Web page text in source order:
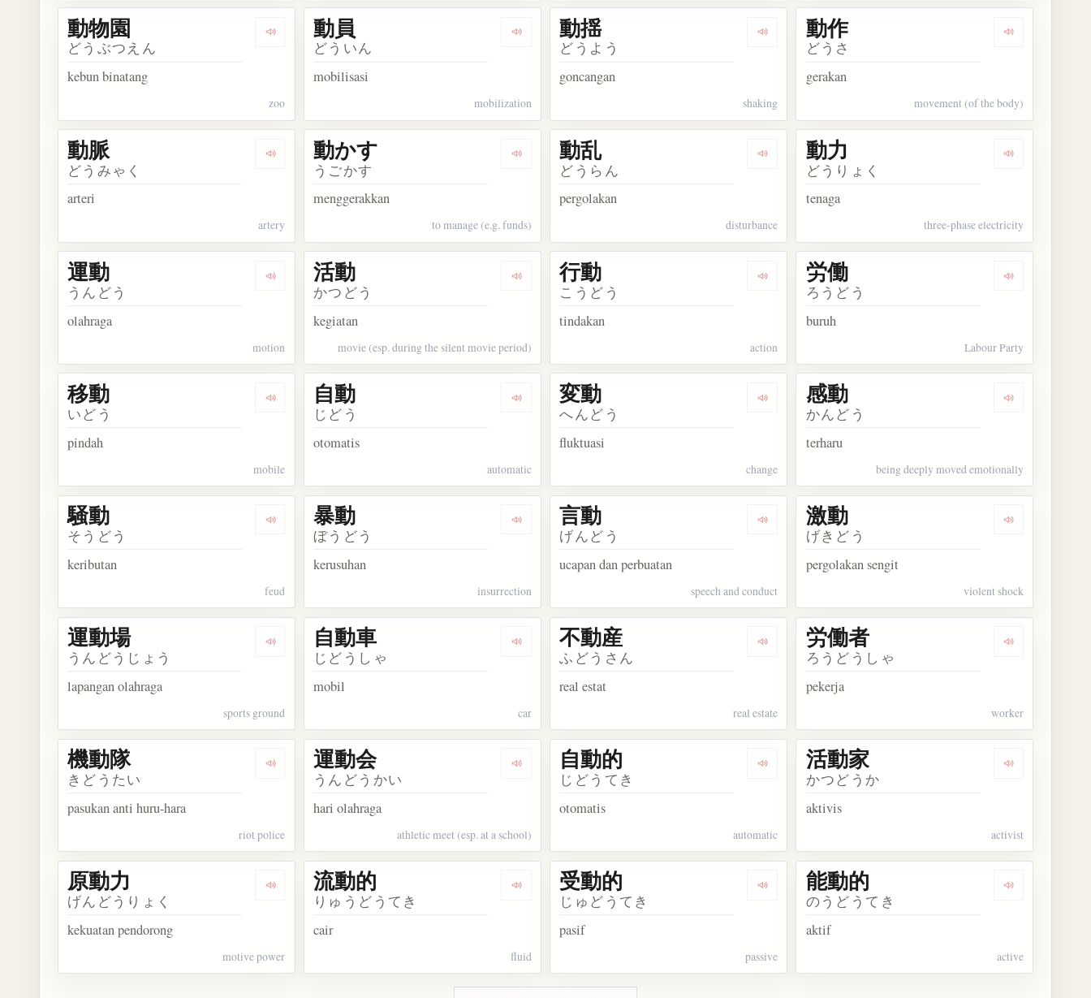
Dengarkan kosakata 動物園
動物園
どうぶつえん
kebun binatang
zoo
Dengarkan kosakata 動員
動員
どういん
mobilisasi
mobilization
Dengarkan kosakata 動揺
動揺
どうよう
goncangan
shaking
Dengarkan
動作
どうさ
gerakan
movement (of the body)
Dengarkan kosakata 動脈
動脈
どうみゃく
arteri
artery
Dengarkan kosakata 動かす
動かす
うごかす
menggerakkan
to manage (e.g. funds)
Dengarkan kosakata 動乱
動乱
どうらん
pergolakan
disturbance
Dengarkan
動力
どうりょく
tenaga
three-phase electricity
Dengarkan kosakata 運動
運動
うんどう
olahraga
motion
Dengarkan kosakata 活動
活動
かつどう
kegiatan
movie (esp. during the silent movie period)
Dengarkan kosakata 行動
行動
こうどう
tindakan
action
Dengarkan
労働
ろうどう
buruh
Labour Party
Dengarkan kosakata 移動
移動
いどう
pindah
mobile
Dengarkan kosakata 自動
自動
じどう
otomatis
automatic
Dengarkan kosakata 変動
変動
へんどう
fluktuasi
change
Dengarkan
感動
かんどう
terharu
being deeply moved emotionally
Dengarkan kosakata 騒動
騒動
そうどう
keributan
feud
Dengarkan kosakata 暴動
暴動
ぼうどう
kerusuhan
insurrection
Dengarkan kosakata 言動
言動
げんどう
ucapan dan perbuatan
speech and conduct
Dengarkan
激動
げきどう
pergolakan sengit
violent shock
Dengarkan kosakata 運動場
運動場
うんどうじょう
lapangan olahraga
sports ground
Dengarkan kosakata 自動車
自動車
じどうしゃ
mobil
car
Dengarkan kosakata 不動産
不動産
ふどうさん
real estat
real estate
Dengarkan
労働者
ろうどうしゃ
pekerja
worker
Dengarkan kosakata 機動隊
機動隊
きどうたい
pasukan anti huru-hara
riot police
Dengarkan kosakata 運動会
運動会
うんどうかい
hari olahraga
athletic meet (esp. at a school)
Dengarkan kosakata 自動的
自動的
じどうてき
otomatis
automatic
Dengarkan
活動家
かつどうか
aktivis
activist
Dengarkan kosakata 原動力
原動力
げんどうりょく
kekuatan pendorong
motive power
Dengarkan kosakata 流動的
流動的
りゅうどうてき
cair
fluid
Dengarkan kosakata 受動的
受動的
じゅどうてき
pasif
passive
Dengarkan
能動的
のうどうてき
aktif
active